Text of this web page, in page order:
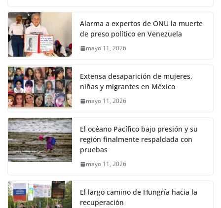
Alarma a expertos de ONU la muerte
de preso político en Venezuela
mayo 11, 2026
Extensa desaparición de mujeres,
niñas y migrantes en México
mayo 11, 2026
El océano Pacífico bajo presión y su
región finalmente respaldada con
pruebas
mayo 11, 2026
El largo camino de Hungría hacia la
recuperación